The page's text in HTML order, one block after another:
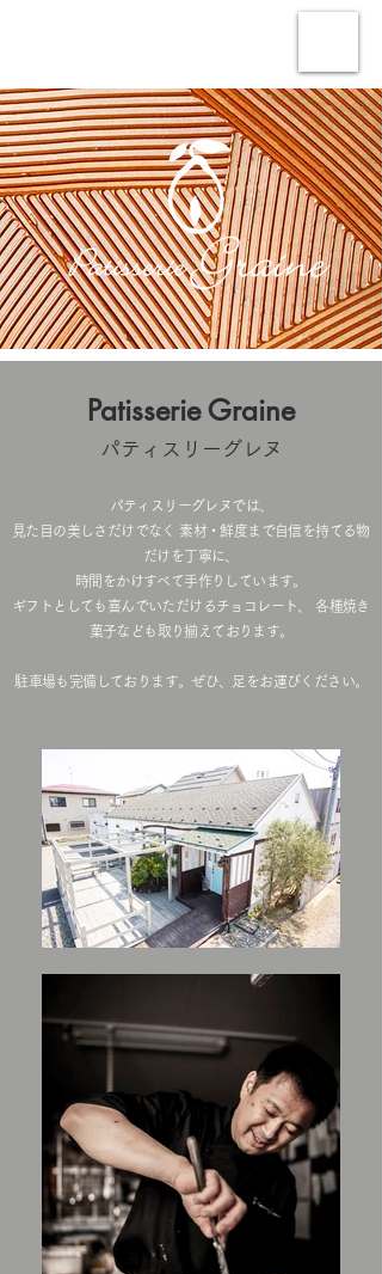
Patisserie Graine
パティスリーグレヌ
パティスリーグレヌでは、
見た目の美しさだけでなく 素材・鮮度まで自信を持てる物
だけを丁寧に、
時間をかけすべて手作りしています。
ギフトとしても喜んでいただけるチョコレート、 各種焼き
菓子なども取り揃えております。
​駐車場も完備しております。ぜひ、足をお運びください。